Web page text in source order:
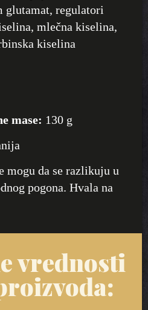
glutamat, regulatori
mlečna kiselina,
kiselina
mase: 130 g
mogu da se razlikuju u
pogona. Hvala na
vrednosti